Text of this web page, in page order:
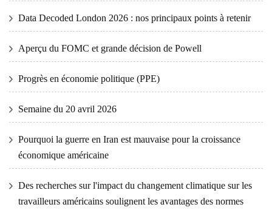
Data Decoded London 2026 : nos principaux points à retenir
Aperçu du FOMC et grande décision de Powell
Progrès en économie politique (PPE)
Semaine du 20 avril 2026
Pourquoi la guerre en Iran est mauvaise pour la croissance
économique américaine
Des recherches sur l'impact du changement climatique sur les
travailleurs américains soulignent les avantages des normes